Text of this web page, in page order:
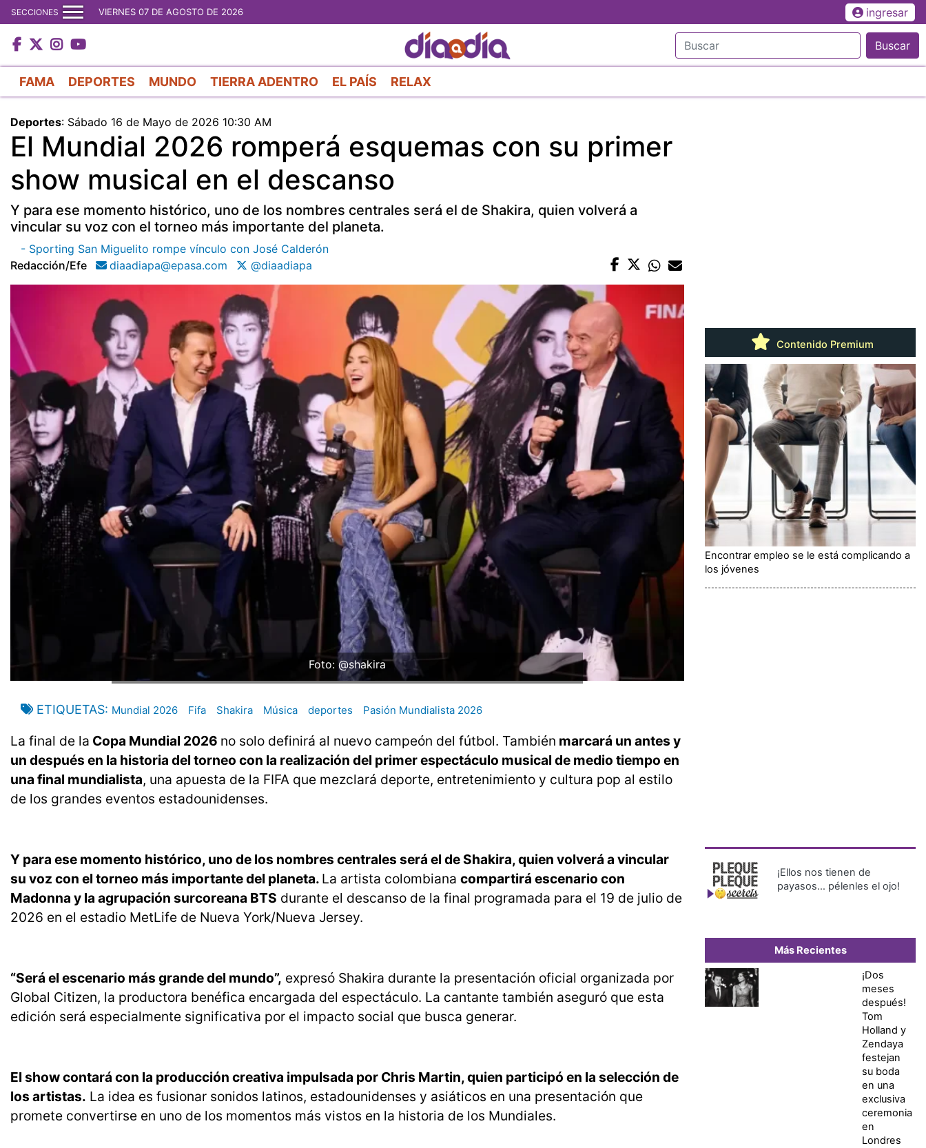
al
contenido
principal
SECCIONES VIERNES 07 DE AGOSTO DE 2026 ingresar
Buscar
FAMA DEPORTES MUNDO TIERRA ADENTRO EL PAÍS RELAX
Deportes: Sábado 16 de Mayo de 2026 10:30 AM
El Mundial 2026 romperá esquemas con su primer
show musical en el descanso
Y para ese momento histórico, uno de los nombres centrales será el de Shakira, quien volverá a
vincular su voz con el torneo más importante del planeta.
- Sporting San Miguelito rompe vínculo con José Calderón
Redacción/efe
diaadiapa@epasa.com @diaadiapa
Foto: @shakira
ETIQUETAS Mundial 2026 Fifa Shakira Música deportes Pasión Mundialista 2026
La final de la Copa Mundial 2026 no solo definirá al nuevo campeón del fútbol. También marcará un antes y
un después en la historia del torneo con la realización del primer espectáculo musical de medio tiempo en
una final mundialista, una apuesta de la FIFA que mezclará deporte, entretenimiento y cultura pop al estilo
de los grandes eventos estadounidenses.
Y para ese momento histórico, uno de los nombres centrales será el de Shakira, quien volverá a vincular
su voz con el torneo más importante del planeta. La artista colombiana compartirá escenario con
Madonna y la agrupación surcoreana BTS durante el descanso de la final programada para el 19 de julio de
2026 en el estadio MetLife de Nueva York/Nueva Jersey.
“Será el escenario más grande del mundo”, expresó Shakira durante la presentación oficial organizada por
Global Citizen, la productora benéfica encargada del espectáculo. La cantante también aseguró que esta
edición será especialmente significativa por el impacto social que busca generar.
El show contará con la producción creativa impulsada por Chris Martin, quien participó en la selección de
los artistas. La idea es fusionar sonidos latinos, estadounidenses y asiáticos en una presentación que
promete convertirse en uno de los momentos más vistos en la historia de los Mundiales.
Contenido Premium
Encontrar empleo se le está complicando a
los jóvenes
¡Ellos nos tienen de
payasos… pélenles el ojo!
Más Recientes
¡Dos
meses
después!
Tom
Holland y
Zendaya
festejan
su boda
en una
exclusiva
ceremonia
en
Londres